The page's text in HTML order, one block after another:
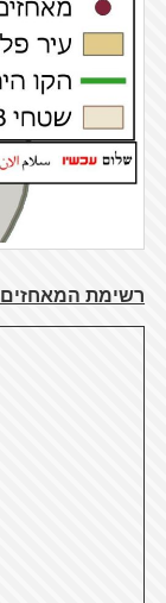
רשימת המאחזים